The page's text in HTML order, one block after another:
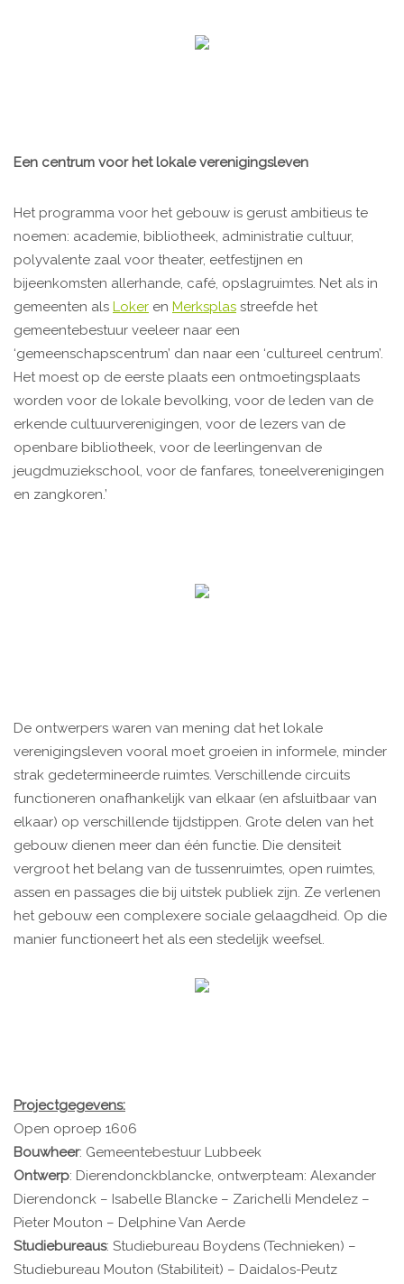
Een centrum voor het lokale verenigingsleven
Het programma voor het gebouw is gerust ambitieus te
noemen: academie, bibliotheek, administratie cultuur,
polyvalente zaal voor theater, eetfestijnen en
bijeenkomsten allerhande, café, opslagruimtes. Net als in
gemeenten als Loker en Merksplas streefde het
gemeentebestuur veeleer naar een
‘gemeenschapscentrum’ dan naar een ‘cultureel centrum’.
Het moest op de eerste plaats een ontmoetingsplaats
worden voor de lokale bevolking, voor de leden van de
erkende cultuurverenigingen, voor de lezers van de
openbare bibliotheek, voor de leerlingenvan de
jeugdmuziekschool, voor de fanfares, toneelverenigingen
en zangkoren.’
De ontwerpers waren van mening dat het lokale
verenigingsleven vooral moet groeien in informele, minder
strak gedetermineerde ruimtes. Verschillende circuits
functioneren onafhankelijk van elkaar (en afsluitbaar van
elkaar) op verschillende tijdstippen. Grote delen van het
gebouw dienen meer dan één functie. Die densiteit
vergroot het belang van de tussenruimtes, open ruimtes,
assen en passages die bij uitstek publiek zijn. Ze verlenen
het gebouw een complexere sociale gelaagdheid. Op die
manier functioneert het als een stedelijk weefsel.
Projectgegevens:
Open oproep 1606
Bouwheer: Gemeentebestuur Lubbeek
Ontwerp: Dierendonckblancke, ontwerpteam: Alexander
Dierendonck – Isabelle Blancke – Zarichelli Mendelez –
Pieter Mouton – Delphine Van Aerde
Studiebureaus: Studiebureau Boydens (Technieken) –
Studiebureau Mouton (Stabiliteit) – Daidalos-Peutz